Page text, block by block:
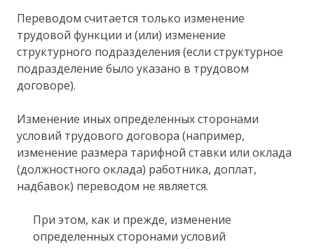
Переводом считается только изменение
трудовой функции и (или) изменение
структурного подразделения (если структурное
подразделение было указано в трудовом
договоре).
Изменение иных определенных сторонами
условий трудового договора (например,
изменение размера тарифной ставки или оклада
(должностного оклада) работника, доплат,
надбавок) переводом не является.
При этом, как и прежде, изменение
определенных сторонами условий